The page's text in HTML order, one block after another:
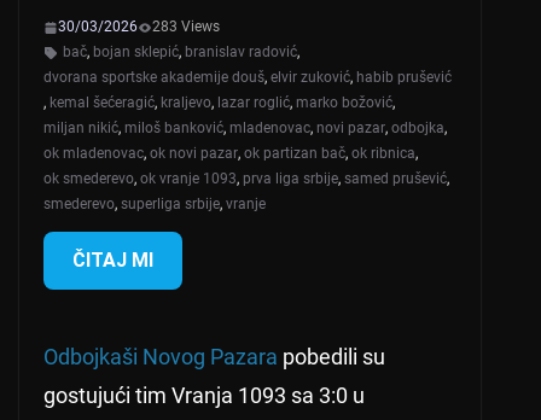
30/03/2026
283 Views
bač, bojan sklepić, branislav radović,
dvorana sportske akademije douš, elvir zuković, habib prušević
, kemal šećeragić, kraljevo, lazar roglić, marko božović,
miljan nikić, miloš banković, mladenovac, novi pazar, odbojka,
ok mladenovac, ok novi pazar, ok partizan bač, ok ribnica,
ok smederevo, ok vranje 1093, prva liga srbije, samed prušević,
smederevo, superliga srbije, vranje
ČITAJ MI
Odbojkaši Novog Pazara pobedili su
gostujući tim Vranja 1093 sa 3:0 u